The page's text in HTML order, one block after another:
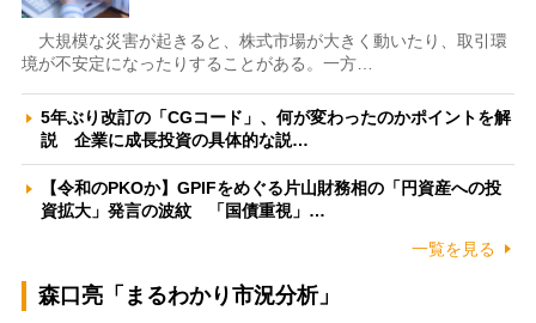
大規模な災害が起きると、株式市場が大きく動いたり、取引環
境が不安定になったりすることがある。一方…
5年ぶり改訂の「CGコード」、何が変わったのかポイントを解
説 企業に成長投資の具体的な説…
【令和のPKOか】GPIFをめぐる片山財務相の「円資産への投
資拡大」発言の波紋 「国債重視」…
一覧を見る
森口亮「まるわかり市況分析」